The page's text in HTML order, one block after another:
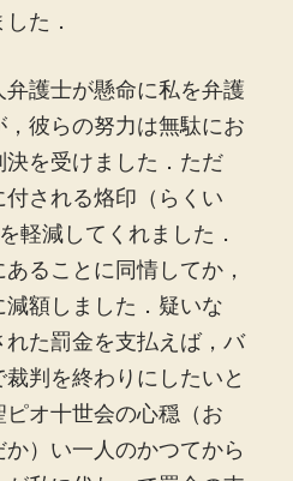
た．
護士が懸命に私を弁護
彼らの努力は無駄にお
を受けました．ただ
される烙印（らくい
軽減してくれました．
ることに同情してか，
額しました．疑いな
た罰金を支払えば，バ
判を終わりにしたいと
オ十世会の心穏（お
）い一人のかつてから